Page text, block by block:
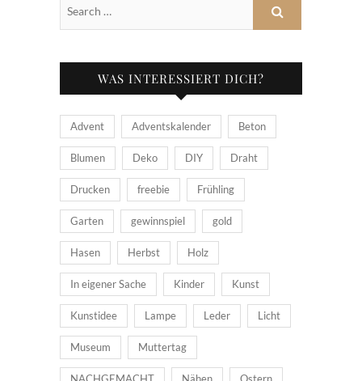
WAS INTERESSIERT DICH?
Advent Adventskalender Beton
Blumen Deko DIY Draht
Drucken freebie Frühling
Garten gewinnspiel gold
Hasen Herbst Holz
In eigener Sache Kinder Kunst
Kunstidee Lampe Leder Licht
Museum Muttertag
NACHGEMACHT Nähen Ostern